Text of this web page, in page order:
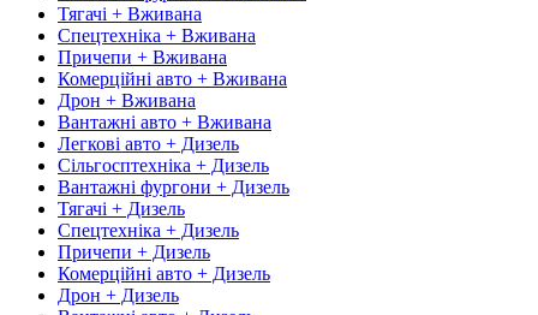
Тягачі + Вживана
Спецтехніка + Вживана
Причепи + Вживана
Комерційні авто + Вживана
Дрон + Вживана
Вантажні авто + Вживана
Легкові авто + Дизель
Сільгосптехніка + Дизель
Вантажні фургони + Дизель
Тягачі + Дизель
Спецтехніка + Дизель
Причепи + Дизель
Комерційні авто + Дизель
Дрон + Дизель